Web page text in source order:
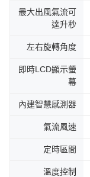
最大出風氣流可
達升秒
左右旋轉角度
即時LCD顯示螢
幕
內建智慧感測器
氣流風速
定時區間
溫度控制